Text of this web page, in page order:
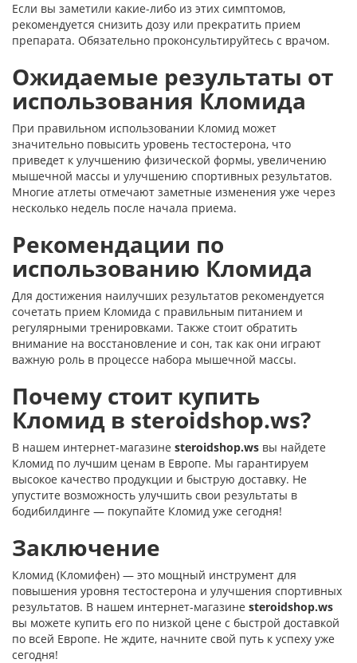
Если вы заметили какие-либо из этих симптомов,
рекомендуется снизить дозу или прекратить прием
препарата. Обязательно проконсультируйтесь с врачом.
Ожидаемые результаты от
использования Кломида
При правильном использовании Кломид может
значительно повысить уровень тестостерона, что
приведет к улучшению физической формы, увеличению
мышечной массы и улучшению спортивных результатов.
Многие атлеты отмечают заметные изменения уже через
несколько недель после начала приема.
Рекомендации по
использованию Кломида
Для достижения наилучших результатов рекомендуется
сочетать прием Кломида с правильным питанием и
регулярными тренировками. Также стоит обратить
внимание на восстановление и сон, так как они играют
важную роль в процессе набора мышечной массы.
Почему стоит купить
Кломид в steroidshop.ws?
В нашем интернет-магазине steroidshop.ws вы найдете
Кломид по лучшим ценам в Европе. Мы гарантируем
высокое качество продукции и быструю доставку. Не
упустите возможность улучшить свои результаты в
бодибилдинге — покупайте Кломид уже сегодня!
Заключение
Кломид (Кломифен) — это мощный инструмент для
повышения уровня тестостерона и улучшения спортивных
результатов. В нашем интернет-магазине steroidshop.ws
вы можете купить его по низкой цене с быстрой доставкой
по всей Европе. Не ждите, начните свой путь к успеху уже
сегодня!